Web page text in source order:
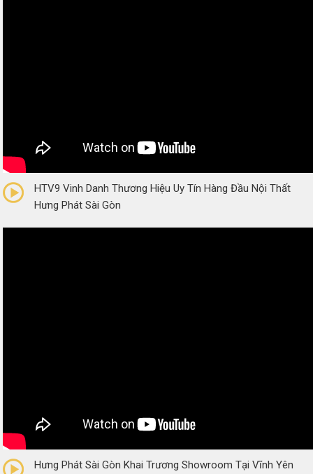
(0 Reviews)
HTV9 Vinh Danh Thương Hiệu Uy Tín Hàng Đầu Nội Thất
Hưng Phát Sài Gòn
(0 Reviews)
Hưng Phát Sài Gòn Khai Trương Showroom Tại Vĩnh Yên